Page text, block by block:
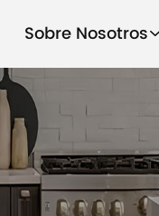
Sobre Nosotros